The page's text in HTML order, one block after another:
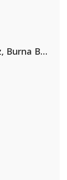
Coldplay ft. Little Simz, Burna Boy, Elyanna & Tini